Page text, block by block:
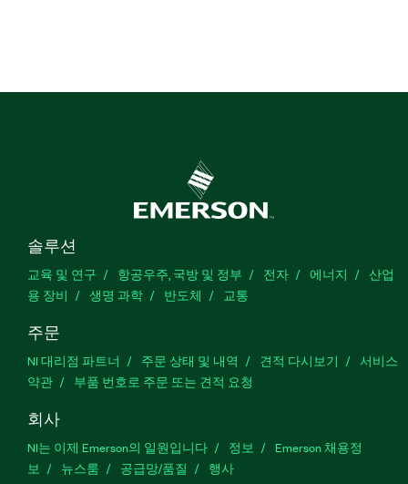
솔루션
교육 및 연구 항공우주, 국방 및 정부 전자 에너지
산업
용 장비
생명 과학 반도체 교통
주문
NI 대리점 파트너 주문 상태 및 내역 견적 다시보기
서비스
약관
부품 번호로 주문 또는 견적 요청
회사
NI는 이제 Emerson의 일원입니다 정보
Emerson 채용정
보
뉴스룸 공급망/품질 행사